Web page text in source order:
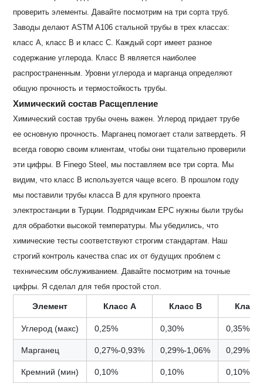
проверить элементы. Давайте посмотрим на три сорта труб.
Заводы делают ASTM A106 стальной трубы в трех классах:
класс A, класс B и класс C. Каждый сорт имеет разное
содержание углерода. Класс B является наиболее
распространенным. Уровни углерода и марганца определяют
общую прочность и термостойкость трубы.
Химический состав Расщепление
Химический состав трубы очень важен. Углерод придает трубе
ее основную прочность. Марганец помогает стали затвердеть. Я
всегда говорю своим клиентам, чтобы они тщательно проверили
эти цифры. В Finego Steel, мы поставляем все три сорта. Мы
видим, что класс B используется чаще всего. В прошлом году
мы поставили трубы класса B для крупного проекта
электростанции в Турции. Подрядчикам EPC нужны были трубы
для обработки высокой температуры. Мы убедились, что
химические тесты соответствуют строгим стандартам. Наш
строгий контроль качества спас их от будущих проблем с
техническим обслуживанием. Давайте посмотрим на точные
цифры. Я сделал для тебя простой стол.
Элемент Класс А Класс B Класс
Углерод (макс) 0,25% 0,30% 0,35%
Марганец 0,27%-0,93% 0,29%-1,06% 0,29%-
Кремний (мин) 0,10% 0,10% 0,10%